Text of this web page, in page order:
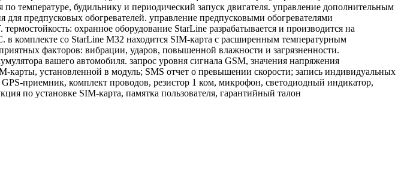
температуре, будильнику и периодический запуск двигателя. управление дополнительным
предпусковых обогревателей. управление предпусковыми обогревателями
охранное оборудование StarLine разрабатывается и производится на
в комплекте со StarLine M32 находится SIM-карта с расширенным температурным
факторов: вибрации, ударов, повышенной влажности и загрязненности.
вашего автомобиля. запрос уровня сигнала GSM, значения напряжения
карты, установленной в модуль; SMS отчет о превышении скорости; запись индивидуальных
приемник, комплект проводов, резистор 1 ком, микрофон, светодиодный индикатор,
по установке SIM-карта, памятка пользователя, гарантийный талон